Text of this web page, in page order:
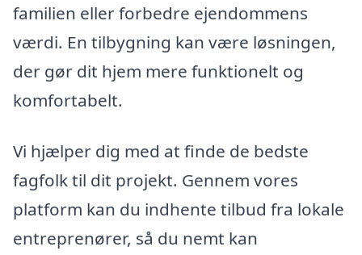
familien eller forbedre ejendommens
værdi. En tilbygning kan være løsningen,
der gør dit hjem mere funktionelt og
komfortabelt.
Vi hjælper dig med at finde de bedste
fagfolk til dit projekt. Gennem vores
platform kan du indhente tilbud fra lokale
entreprenører, så du nemt kan